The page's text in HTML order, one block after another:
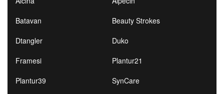
Batavan
Beauty Strokes
Dtangler
Duko
Framesi
Plantur21
Plantur39
SynCare